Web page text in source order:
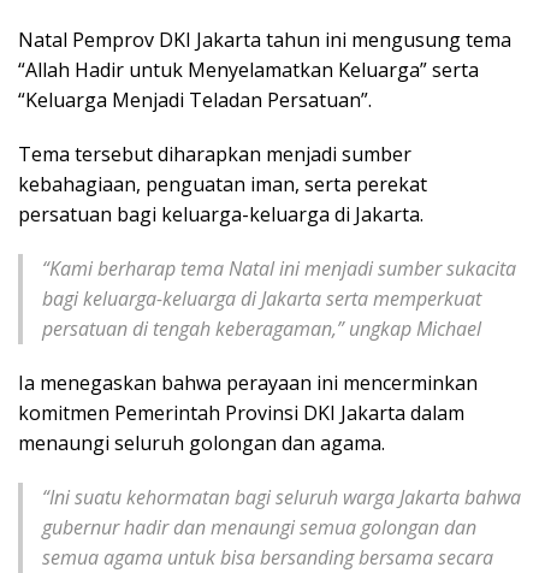
Natal Pemprov DKI Jakarta tahun ini mengusung tema
“Allah Hadir untuk Menyelamatkan Keluarga” serta
“Keluarga Menjadi Teladan Persatuan”.
Tema tersebut diharapkan menjadi sumber
kebahagiaan, penguatan iman, serta perekat
persatuan bagi keluarga-keluarga di Jakarta.
“Kami berharap tema Natal ini menjadi sumber sukacita
bagi keluarga-keluarga di Jakarta serta memperkuat
persatuan di tengah keberagaman,” ungkap Michael
Ia menegaskan bahwa perayaan ini mencerminkan
komitmen Pemerintah Provinsi DKI Jakarta dalam
menaungi seluruh golongan dan agama.
“Ini suatu kehormatan bagi seluruh warga Jakarta bahwa
gubernur hadir dan menaungi semua golongan dan
semua agama untuk bisa bersanding bersama secara